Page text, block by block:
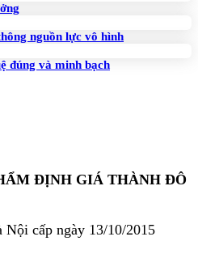
nguồn lực vô hình
đúng và minh bạch
ĐỊNH GIÁ THÀNH ĐÔ
cấp ngày 13/10/2015